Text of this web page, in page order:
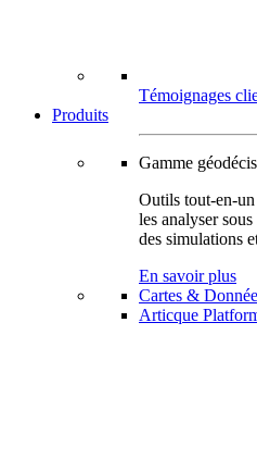
Témoignages
Produits
Gamme
Outils tout-en-un
les analyser
des simulations
En savoir plus
Cartes &
Articque